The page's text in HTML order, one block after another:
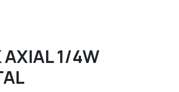
AXIAL 1/4W